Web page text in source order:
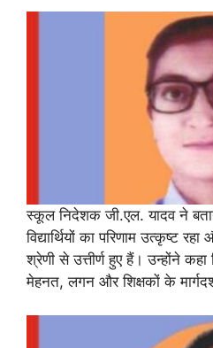
स्कूल निदेशक जी.एल. यादव ने
विद्यार्थियों का परिणाम उत्कृष्ट
श्रेणी से उत्तीर्ण हुए हैं। उन्होंने कहा
मेहनत, लगन और शिक्षकों के